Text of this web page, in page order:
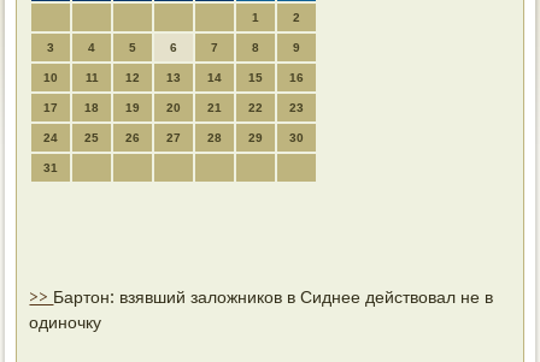
1 2
3 4 5 6 7 8 9
10 11 12 13 14 15 16
17 18 19 20 21 22 23
24 25 26 27 28 29 30
31
>> Бартон: взявший заложников в Сиднее действовал не в
одиночку